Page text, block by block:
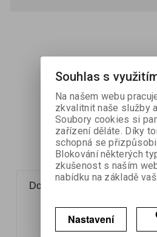
Dotaz na výrobek
Váš email *
Souhlas s
Na našem webu
zkvalitnit naše služby
Soubory cookies si
zařízení děláte. Díky
schopná se
Blokování některých
zkušenost s naším
nabídku na základě
Nastavení